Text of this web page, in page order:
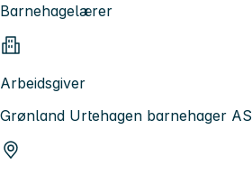
Barnehagelærer
Arbeidsgiver
Grønland Urtehagen barnehager AS